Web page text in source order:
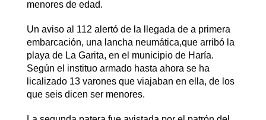
menores de edad.
Un aviso al 112 alertó de la llegada de a primera
embarcación, una lancha neumática,que arribó la
playa de La Garita, en el municipio de Haría.
Según el instituo armado hasta ahora se ha
licalizado 13 varones que viajaban en ella, de los
que seis dicen ser menores.